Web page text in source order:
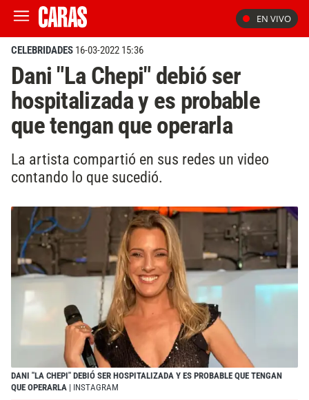
EN VIVO
CELEBRIDADES 16-03-2022 15:36
Dani "La Chepi" debió ser
hospitalizada y es probable
que tengan que operarla
La artista compartió en sus redes un video
contando lo que sucedió.
DANI "LA CHEPI" DEBIÓ SER HOSPITALIZADA Y ES PROBABLE QUE TENGAN
QUE OPERARLA | INSTAGRAM